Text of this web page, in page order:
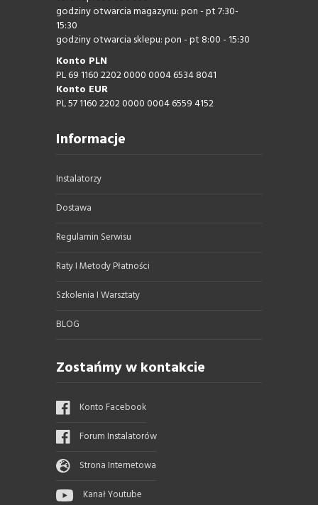
godziny otwarcia magazynu: pon - pt 7:30-
15:30
godziny otwarcia sklepu: pon - pt 8:00 - 15:30
Konto PLN
PL 69 1160 2202 0000 0004 6534 8041
Konto EUR
PL 57 1160 2202 0000 0004 6559 4152
Informacje
Instalatorzy
Dostawa
Regulamin Serwisu
Raty I Metody Płatności
Szkolenia I Warsztaty
BLOG
Zostańmy w kontakcie
Konto Facebook
Forum Instalatorów
Strona Internetowa
Kanał Youtube